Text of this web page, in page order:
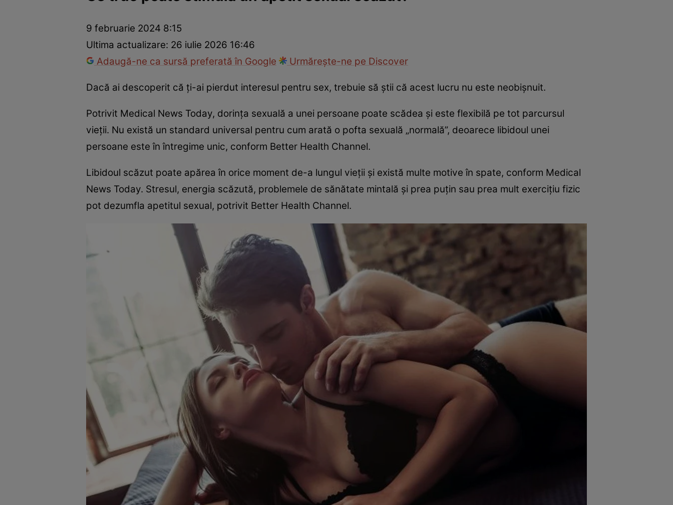
Prevenție și tratament Remedii naturisteMedicii răspund
9 februarie 2024 8:15
Ultima actualizare: 26 iulie 2026 16:46
Adaugă-ne ca sursă preferată în Google
Urmărește-ne pe Discover
Dacă ai descoperit că ți-ai pierdut interesul pentru sex, trebuie să știi că acest lucru nu este neobișnuit.
Potrivit Medical News Today, dorința sexuală a unei persoane poate scădea și este flexibilă pe tot parcursul
vieții. Nu există un standard universal pentru cum arată o pofta sexuală „normală”, deoarece libidoul unei
persoane este în întregime unic, conform Better Health Channel.
Libidoul scăzut poate apărea în orice moment de-a lungul vieții și există multe motive în spate, conform Medical
News Today. Stresul, energia scăzută, problemele de sănătate mintală și prea puțin sau prea mult exercițiu fizic
pot dezumfla apetitul sexual, potrivit Better Health Channel.